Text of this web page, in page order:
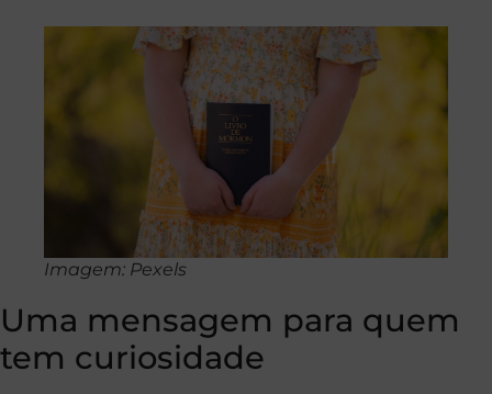
Imagem: Pexels
Uma mensagem para quem
tem curiosidade